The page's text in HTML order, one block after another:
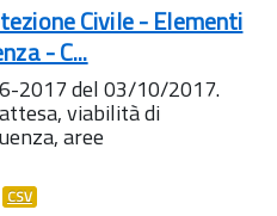
Civile - Elementi
- C...
2017 del 03/10/2017.
viabilità di
aree
CSV